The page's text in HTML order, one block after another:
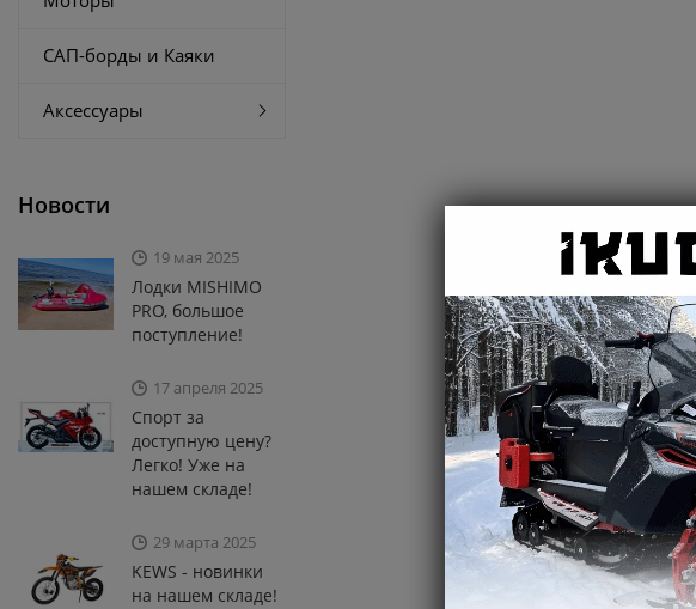
САП-борды и Каяки
Аксессуары
Новости
19 мая 2025
Лодки MISHIMO
PRO, большое
поступление!
17 апреля 2025
Спорт за
доступную цену?
Легко! Уже на
нашем складе!
29 марта 2025
KEWS - новинки
на нашем складе!